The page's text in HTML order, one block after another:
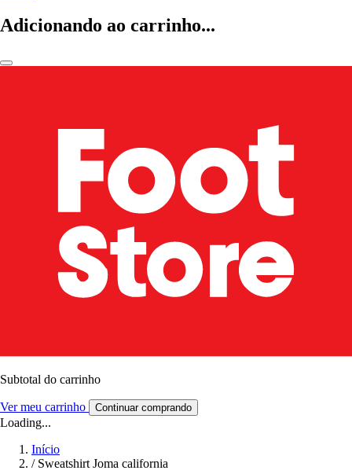
Adicionando ao carrinho...
Subtotal do carrinho
Ver meu carrinho Continuar comprando
Loading...
Início
/ Sweatshirt Joma california